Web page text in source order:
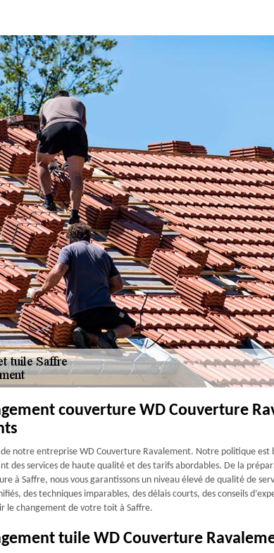
couverture WD Couverture
notre entreprise WD Couverture Ravalement. Notre politique est
des services de haute qualité et des tarifs abordables. De la
à Saffre, nous vous garantissons un niveau élevé de qualité de
des techniques imparables, des délais courts, des conseils
le changement de votre toit à Saffre.
tuile WD Couverture